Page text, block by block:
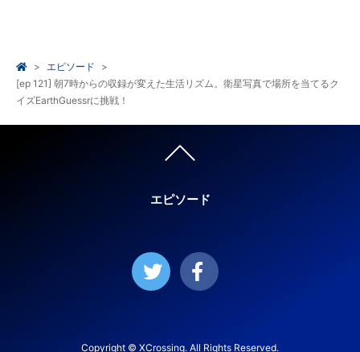
エピソード
[ep 121] 朝7時からの収録が変えた生活リズム。衛星写真で場所を当てるク
イズEarthGuessrに挑戦！
エピソード
Copyright © XCrossing. All Rights Reserved.